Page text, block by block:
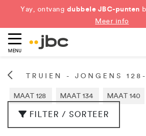
Yay, ontvang dubbele JBC-punten
Meer info
MENU
TRUIEN - JONGENS
MAAT 128 MAAT 134 MAAT 140
FILTER / SORTEER